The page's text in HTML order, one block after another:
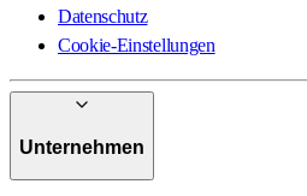
Datenschutz
Cookie-Einstellungen
Unternehmen